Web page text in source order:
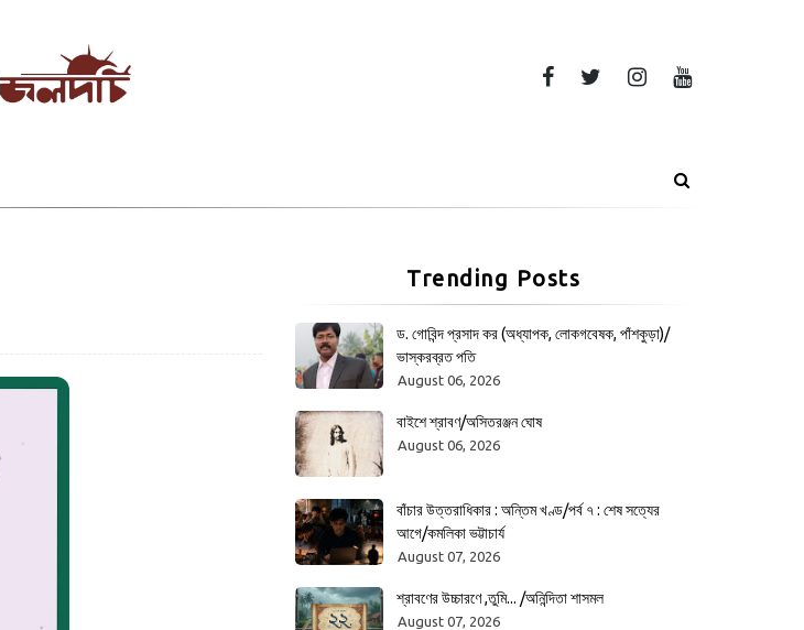
Trending Posts
ড. গোবিন্দ প্রসাদ কর (অধ্যাপক, লোকগবেষক, পাঁশকুড়া)/
ভাস্করব্রত পতি
August 06, 2026
বাইশে শ্রাবণ/অসিতরঞ্জন ঘোষ
August 06, 2026
বাঁচার উত্তরাধিকার : অন্তিম খণ্ড/পর্ব ৭ : শেষ সত্যের
আগে/কমলিকা ভট্টাচার্য
August 07, 2026
শ্রাবণের উচ্চারণে ,তুমি... /অনিন্দিতা শাসমল
August 07, 2026